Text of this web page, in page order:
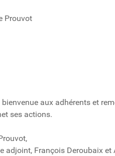
Prouvot
aux adhérents et
ses actions.
adjoint, François Deroubaix